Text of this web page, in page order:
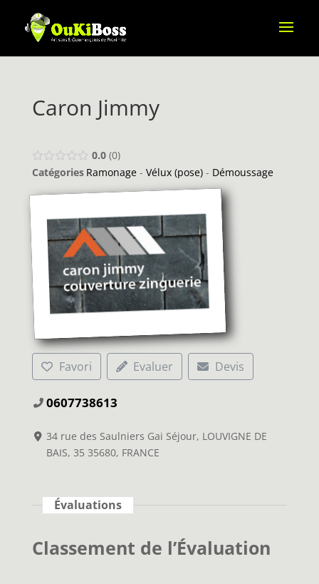
Caron Jimmy
0.0 0
Catégories Ramonage- Vélux (pose)- Démoussage
Favori Evaluer Devis
0607738613
34 rue des Saulniers Gai Séjour, LOUVIGNE DE
BAIS, 35 35680, FRANCE
Évaluations
Classement de l’Évaluation